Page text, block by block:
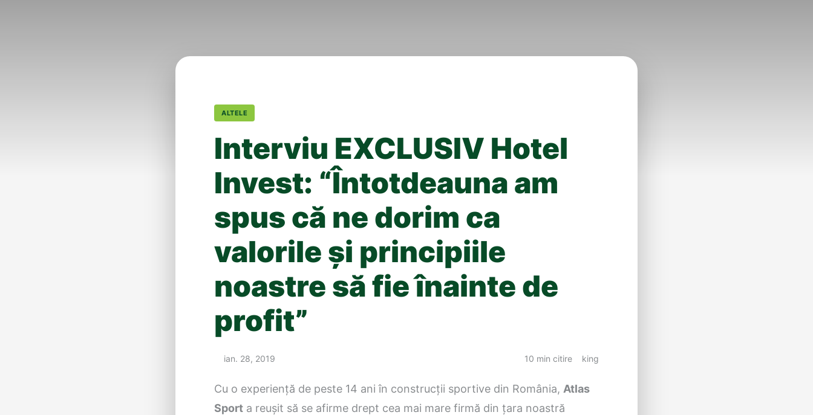
ALTELE
Interviu EXCLUSIV Hotel
Invest: “Întotdeauna am
spus că ne dorim ca
valorile și principiile
noastre să fie înainte de
profit”
ian. 28, 2019 10 min citire king
Cu o experiență de peste 14 ani în construcții sportive din România, Atlas
Sport a reușit să se afirme drept cea mai mare firmă din țara noastră